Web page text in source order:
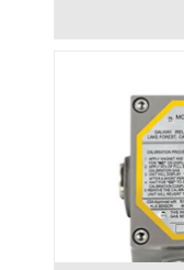
ודליפות